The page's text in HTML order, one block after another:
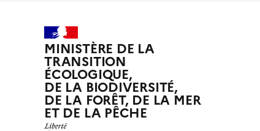
MINISTÈRE DE LA
TRANSITION
ÉCOLOGIQUE,
DE LA BIODIVERSITÉ,
DE LA FORÊT, DE LA MER
ET DE LA PÊCHE